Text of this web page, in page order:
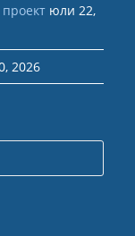
юли 22,
2026